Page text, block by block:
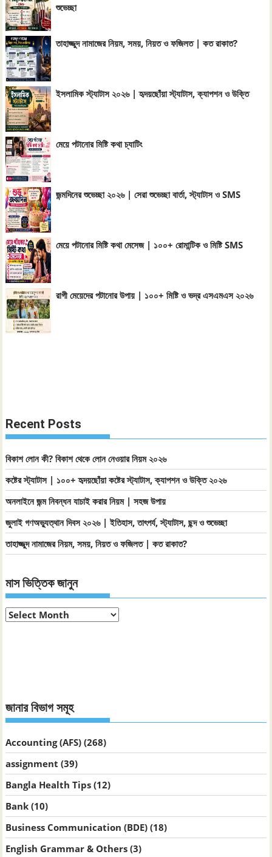
শুভেচ্ছা
তাহাজ্জুদ নামাজের নিয়ম, সময়, নিয়ত ও ফজিলত | কত রাকাত?
ইসলামিক স্ট্যাটাস ২০২৬ | হৃদয়ছোঁয়া স্ট্যাটাস, ক্যাপশন ও উক্তি
মেয়ে পটানোর মিষ্টি কথা চ্যাটিং
জন্মদিনের শুভেচ্ছা ২০২৬ | সেরা শুভেচ্ছা বার্তা, স্ট্যাটাস ও SMS
মেয়ে পটানোর মিষ্টি কথা মেসেজ | ১০০+ রোমান্টিক ও মিষ্টি SMS
রাগী মেয়েদের পটানোর উপায় | ১০০+ মিষ্টি ও ভদ্র এসএমএস ২০২৬
Recent Posts
বিকাশ লোন কী? বিকাশ থেকে লোন নেওয়ার নিয়ম ২০২৬
কষ্টের স্ট্যাটাস | ১০০+ হৃদয়ছোঁয়া কষ্টের স্ট্যাটাস, ক্যাপশন ও উক্তি ২০২৬
অনলাইনে জন্ম নিবন্ধন যাচাই করার নিয়ম | সহজ উপায়
জুলাই গণঅভ্যুত্থান দিবস ২০২৬ | ইতিহাস, তাৎপর্য, স্ট্যাটাস, ছন্দ ও শুভেচ্ছা
তাহাজ্জুদ নামাজের নিয়ম, সময়, নিয়ত ও ফজিলত | কত রাকাত?
মাস ভিত্তিক জানুন
মাস
জানার বিভাগ সমূহ
Accounting (AFS) (268)
assignment (39)
Bangla Health Tips (12)
Bank (10)
Business Communication (BDE) (18)
English Grammar & Others (3)